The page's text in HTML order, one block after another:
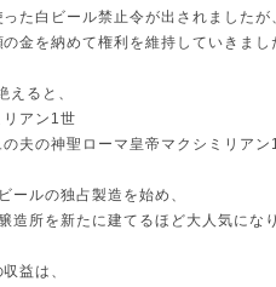
た白ビール禁止令が出されましたが
金を納めて権利を維持していきまし
えると、
アン1世
の夫の神聖ローマ皇帝マクシミリア
ールの独占製造を始め、
造所を新たに建てるほど大人気にな
益は、